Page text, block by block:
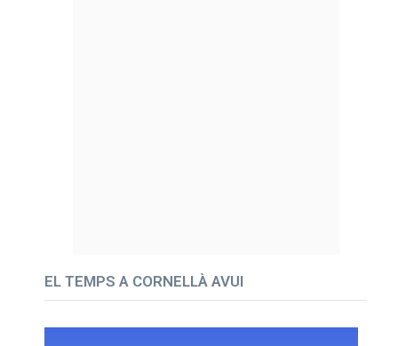
EL TEMPS A CORNELLÀ AVUI